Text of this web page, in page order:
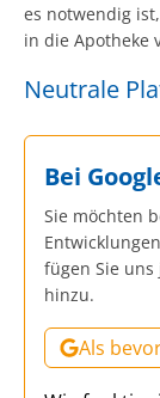
es notwendig
in die Apotheke
Neutrale
Bei
Sie möchten
fügen Sie
hinzu.
Als